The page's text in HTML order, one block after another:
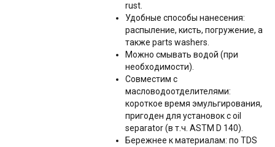
rust.
Удобные способы нанесения:
распыление, кисть, погружение, а
также parts washers.
Можно смывать водой (при
необходимости).
Совместим с
масловодоотделителями:
короткое время эмульгирования,
пригоден для установок с oil
separator (в т.ч. ASTM D 140).
Бережнее к материалам: по TDS